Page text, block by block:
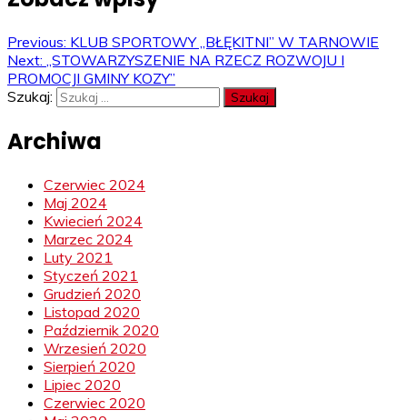
Previous: KLUB SPORTOWY „BŁĘKITNI” W TARNOWIE
Next: „STOWARZYSZENIE NA RZECZ ROZWOJU I
PROMOCJI GMINY KOZY”
Szukaj:
Archiwa
Czerwiec 2024
Maj 2024
Kwiecień 2024
Marzec 2024
Luty 2021
Styczeń 2021
Grudzień 2020
Listopad 2020
Październik 2020
Wrzesień 2020
Sierpień 2020
Lipiec 2020
Czerwiec 2020